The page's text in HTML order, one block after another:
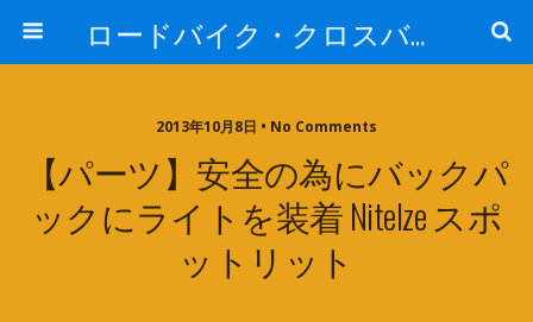
ロードバイク・クロスバイク探索
2013年10月8日 • No Comments
【パーツ】安全の為にバックパ
ックにライトを装着 NiteIze スポ
ットリット